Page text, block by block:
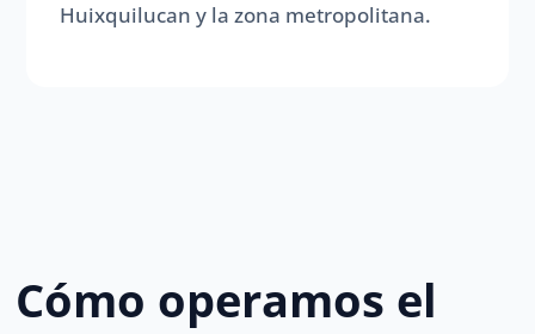
Huixquilucan y la zona metropolitana.
Cómo operamos el